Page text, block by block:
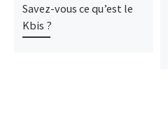
Savez-vous ce qu’est le
Kbis ?